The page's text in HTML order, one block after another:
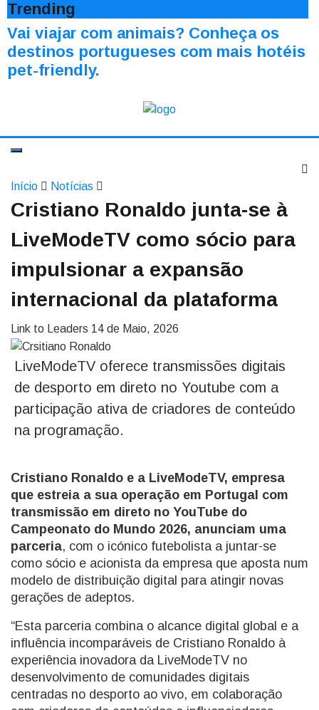
Trending
Vai viajar com animais? Conheça os
destinos portugueses com mais hotéis
pet-friendly.
Início Notícias
Cristiano Ronaldo junta-se à
LiveModeTV como sócio para
impulsionar a expansão
internacional da plataforma
Link to Leaders 14 de Maio, 2026
LiveModeTV oferece transmissões digitais
de desporto em direto no Youtube com a
participação ativa de criadores de conteúdo
na programação.
Cristiano Ronaldo e a LiveModeTV, empresa
que estreia a sua operação em Portugal com
transmissão em direto no YouTube do
Campeonato do Mundo 2026, anunciam uma
parceria, com o icónico futebolista a juntar-se
como sócio e acionista da empresa que aposta num
modelo de distribuição digital para atingir novas
gerações de adeptos.
“Esta parceria combina o alcance digital global e a
influência incomparáveis de Cristiano Ronaldo à
experiência inovadora da LiveModeTV no
desenvolvimento de comunidades digitais
centradas no desporto ao vivo, em colaboração